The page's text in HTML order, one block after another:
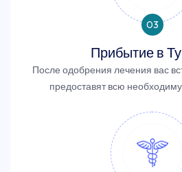
03
Прибытие в
После одобрения лечения вас
предоставят всю